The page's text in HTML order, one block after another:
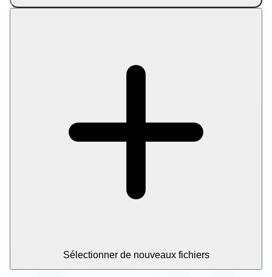
Compresser tous les fichiers
Sélectionner de nouveaux fichiers